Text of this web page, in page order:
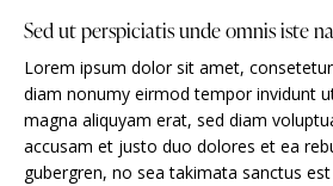
Sed ut perspiciatis unde omnis iste
Lorem ipsum dolor sit amet,
diam nonumy eirmod tempor invidunt
magna aliquyam erat, sed diam
accusam et justo duo dolores et ea
gubergren, no sea takimata sanctus